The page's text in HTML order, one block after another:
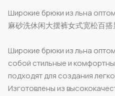
Широкие брюки из льна
麻砂洗休闲大摆裤女式宽松百
Широкие брюки из льна
собой стильные и
подходят для создания
Изготовлены из